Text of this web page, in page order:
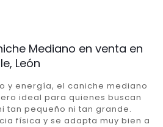
Mediano en venta en
León
y energía, el caniche mediano
ideal para quienes buscan
tan pequeño ni tan grande.
física y se adapta muy bien a